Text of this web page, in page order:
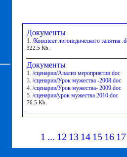
Документы
1. /Конспект логопедического занятия
322.5 Kb.
Документы
1. /сценарии/Анализ мероприятия.doc
3. /сценарии/Урок мужества -2008.doc
4. /сценарии/Урок мужества- 2009.doc
5. /сценарии/урок мужества 2010.doc
76.5 Kb.
1 ... 12 13 14 15 16 17